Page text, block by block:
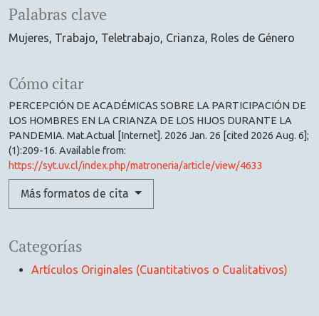
Palabras clave
Mujeres Trabajo Teletrabajo Crianza Roles de Género
Categorías
Artículos Originales (Cuantitativos o Cualitativos)
Cómo citar
PERCEPCIÓN DE ACADÉMICAS SOBRE LA PARTICIPACIÓN DE
LOS HOMBRES EN LA CRIANZA DE LOS HIJOS DURANTE LA
PANDEMIA. Mat.Actual [Internet]. 2026 Jan. 26 [cited 2026 Aug. 6];
(1):209-16. Available from:
https://syt.uv.cl/index.php/matroneria/article/view/4633
Más formatos de cita